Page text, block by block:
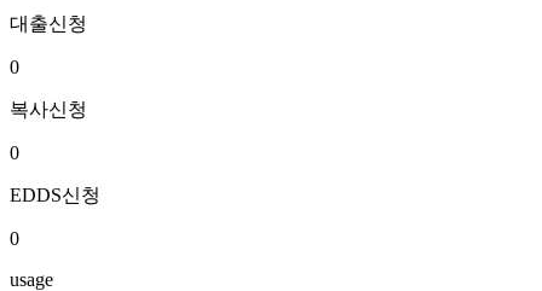
대출신청
0
복사신청
0
EDDS신청
0
usage